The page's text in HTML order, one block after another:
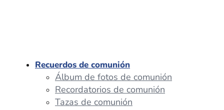
Recuerdos de comunión
Álbum de fotos de comunión
Recordatorios de comunión
Tazas de comunión